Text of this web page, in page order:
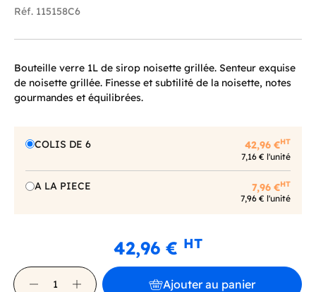
Réf. 115158C6
Bouteille verre 1L de sirop noisette grillée. Senteur exquise
de noisette grillée. Finesse et subtilité de la noisette, notes
gourmandes et équilibrées.
COLIS DE 6 42,96 €HT
7,16 € l'unité
A LA PIECE 7,96 €HT
7,96 € l'unité
42,96 € HT
Ajouter au panier